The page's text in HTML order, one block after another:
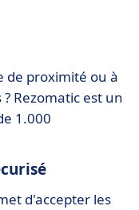
de proximité ou à
Rezomatic est un
1.000
d'accepter les